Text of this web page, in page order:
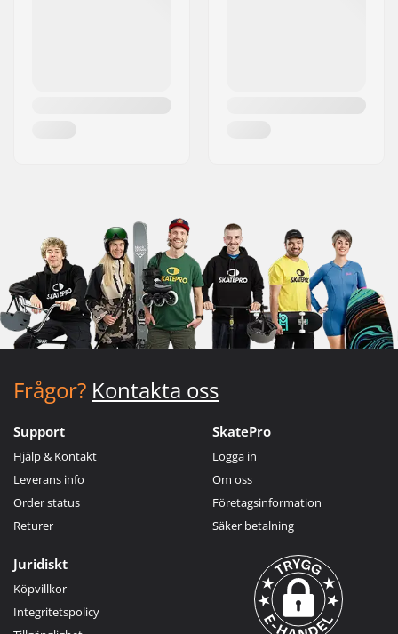
Frågor? Kontakta oss
Support
Hjälp & Kontakt
Leverans info
Order status
Returer
SkatePro
Logga in
Om oss
Företagsinformation
Säker betalning
Juridiskt
Köpvillkor
Integritetspolicy